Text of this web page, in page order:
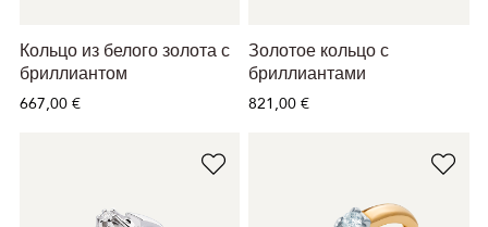
Кольцо из белого золота с
бриллиантом
667,00 €
Золотое кольцо с
бриллиантами
821,00 €